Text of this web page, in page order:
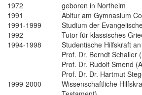
1972
geboren in Northeim
1991
Abitur am Gymnasium
1991-1999
Studium der
1992
Tutor für klassisches
1994-1998
Studentische Hilfskraft
Prof. Dr. Berndt Schaller
Prof. Dr. Rudolf Smend
Prof. Dr. Dr. Hartmut
1999-2000
Wissenschaftliche